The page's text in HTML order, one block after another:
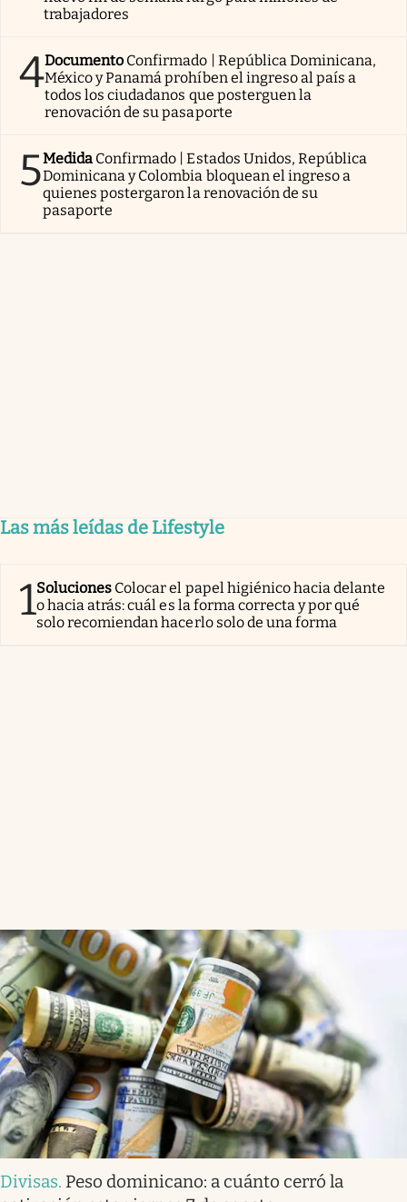
trabajadores
4Documento Confirmado | República Dominicana,
México y Panamá prohíben el ingreso al país a
todos los ciudadanos que posterguen la
renovación de su pasaporte
5Medida Confirmado | Estados Unidos, República
Dominicana y Colombia bloquean el ingreso a
quienes postergaron la renovación de su
pasaporte
Las más leídas de Lifestyle
1Soluciones Colocar el papel higiénico hacia delante
o hacia atrás: cuál es la forma correcta y por qué
solo recomiendan hacerlo solo de una forma
Divisas. Peso dominicano: a cuánto cerró la